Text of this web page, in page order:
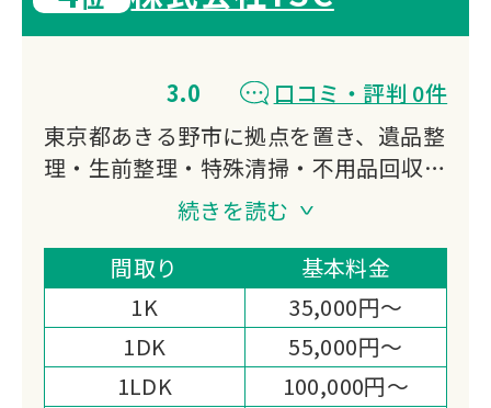
3.0
口コミ・評判 0件
東京都あきる野市に拠点を置き、遺品整
理・生前整理・特殊清掃・不用品回収を
関東エリアで展開。産業廃棄物収集運搬
許可・古物商許可取得済み。遺品整理
士・事件現場特殊清掃士の資格を持つス
タッフが、「ゴミの片付けではなく大切
な思い出をお預かりする」という信念の
もと、24時間対応で柔軟にサポートい
たします。
続きを読む
間取り
基本料金
1K
35,000円～
1DK
55,000円～
1LDK
100,000円～